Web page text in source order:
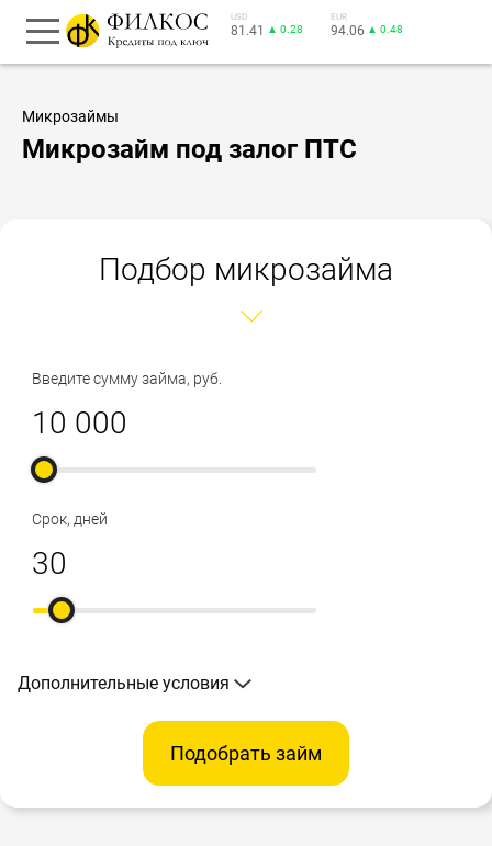
USD
81.41 ▲ 0.28
EUR
94.06 ▲ 0.48
Микрозаймы
Микрозайм под залог ПТС
Подбор микрозайма
Введите сумму займа, руб.
Срок, дней
Дополнительные условия
Подобрать займ